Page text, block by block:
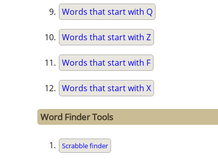
Words that start with Q
Words that start with Z
Words that start with F
Words that start with X
Word Finder Tools
Scrabble finder